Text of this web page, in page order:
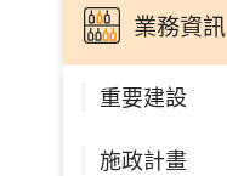
業務資訊
重要建設
施政計畫